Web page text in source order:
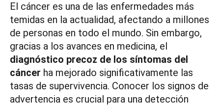
El cáncer es una de las enfermedades más
temidas en la actualidad, afectando a millones
de personas en todo el mundo. Sin embargo,
gracias a los avances en medicina, el
diagnóstico precoz de los síntomas del
cáncer ha mejorado significativamente las
tasas de supervivencia. Conocer los signos de
advertencia es crucial para una detección